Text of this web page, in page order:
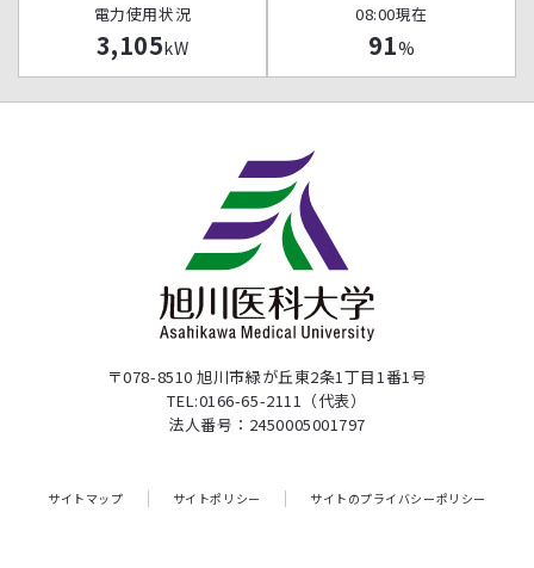
〒078-8510 旭川市緑が丘東2条1丁目1番1号
TEL:0166-65-2111（代表）
法人番号：2450005001797
電力使用状況
3,105kW
08:00現在
91%
サイトマップ サイトポリシー サイトのプライバシーポリシー